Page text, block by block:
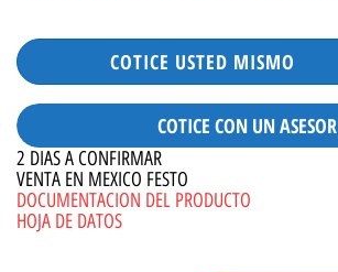
COTICE USTED MISMO
COTICE CON UN ASESOR
2 DIAS A CONFIRMAR
VENTA EN MEXICO FESTO
DOCUMENTACION DEL PRODUCTO
HOJA DE DATOS